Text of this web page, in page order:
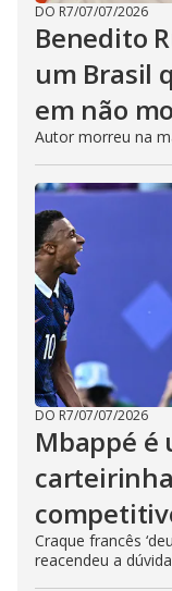
DO R7/07/07/2026
Benedito
um Brasil
em não
Autor morreu na
DO R7/07/07/2026
Mbappé é
Craque francês
reacendeu a